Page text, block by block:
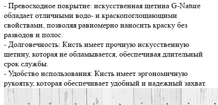
- Превосходное покрытие: искусственная щетина G-Nature
обладает отличными водо- и краскопоглощающими
свойствами, позволяя равномерно наносить краску без
разводов и полос.
- Долговечность: Кисть имеет прочную искусственную
щетину, которая не обламывается, обеспечивая длительный
срок службы.
- Удобство использования: Кисть имеет эргономичную
рукоятку, которая обеспечивает удобный и надежный захват.